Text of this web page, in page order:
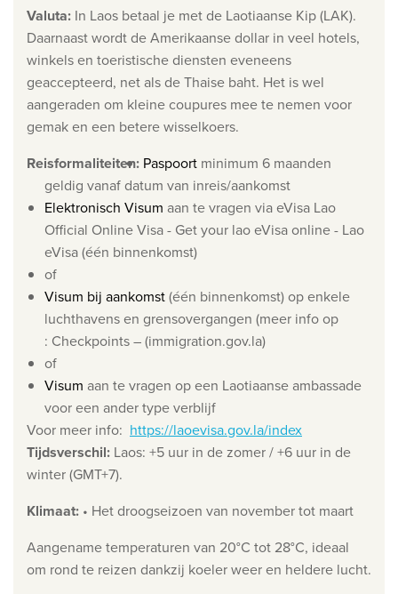
Bekijk alle promoties
Over Travelworld
Wie zijn wij
Waarom Travelworld
Onze bestemmingen
Contacteer ons
Onze reiskantoren
Nuttige links
Vacatures
Voorwaarden
Valuta: In Laos betaal je met de Laotiaanse Kip (LAK).
Daarnaast wordt de Amerikaanse dollar in veel hotels,
winkels en toeristische diensten eveneens
geaccepteerd, net als de Thaise baht. Het is wel
aangeraden om kleine coupures mee te nemen voor
gemak en een betere wisselkoers.
Reisformaliteiten: Paspoort minimum 6 maanden
geldig vanaf datum van inreis/aankomst
Elektronisch Visum aan te vragen via eVisa Lao
Official Online Visa - Get your lao eVisa online - Lao
eVisa (één binnenkomst)
of
Visum bij aankomst(één binnenkomst) op enkele
luchthavens en grensovergangen (meer info op
: Checkpoints – (immigration.gov.la)
of
Visum aan te vragen op een Laotiaanse ambassade
voor een ander type verblijf
Voor meer info: https://laoevisa.gov.la/index
Tijdsverschil: Laos: +5 uur in de zomer / +6 uur in de
winter (GMT+7).
Klimaat: • Het droogseizoen van november tot maart
Aangename temperaturen van 20°C tot 28°C, ideaal
om rond te reizen dankzij koeler weer en heldere lucht.